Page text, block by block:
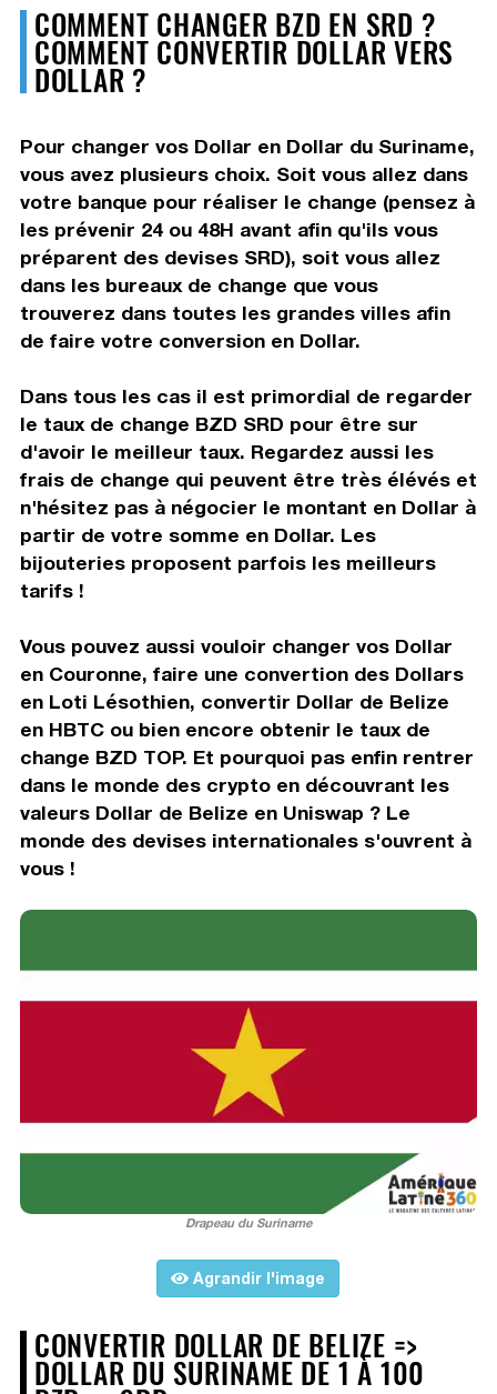
COMMENT CHANGER BZD EN SRD ?
COMMENT CONVERTIR DOLLAR VERS
DOLLAR ?
Pour changer vos Dollar en Dollar du Suriname,
vous avez plusieurs choix. Soit vous allez dans
votre banque pour réaliser le change (pensez à
les prévenir 24 ou 48H avant afin qu'ils vous
préparent des devises SRD), soit vous allez
dans les bureaux de change que vous
trouverez dans toutes les grandes villes afin
de faire votre conversion en Dollar.
Dans tous les cas il est primordial de regarder
le taux de change BZD SRD pour être sur
d'avoir le meilleur taux. Regardez aussi les
frais de change qui peuvent être très élévés et
n'hésitez pas à négocier le montant en Dollar à
partir de votre somme en Dollar. Les
bijouteries proposent parfois les meilleurs
tarifs !
Vous pouvez aussi vouloir changer vos Dollar
en Couronne, faire une convertion des Dollars
en Loti Lésothien, convertir Dollar de Belize
en HBTC ou bien encore obtenir le taux de
change BZD TOP. Et pourquoi pas enfin rentrer
dans le monde des crypto en découvrant les
valeurs Dollar de Belize en Uniswap ? Le
monde des devises internationales s'ouvrent à
vous !
Drapeau du Suriname
Agrandir l'image
CONVERTIR DOLLAR DE BELIZE =>
DOLLAR DU SURINAME DE 1 À 100